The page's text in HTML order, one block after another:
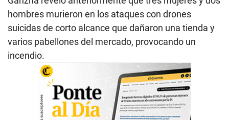
hombres murieron en los ataques con drones
suicidas de corto alcance que dañaron una tienda y
varios pabellones del mercado, provocando un
incendio.